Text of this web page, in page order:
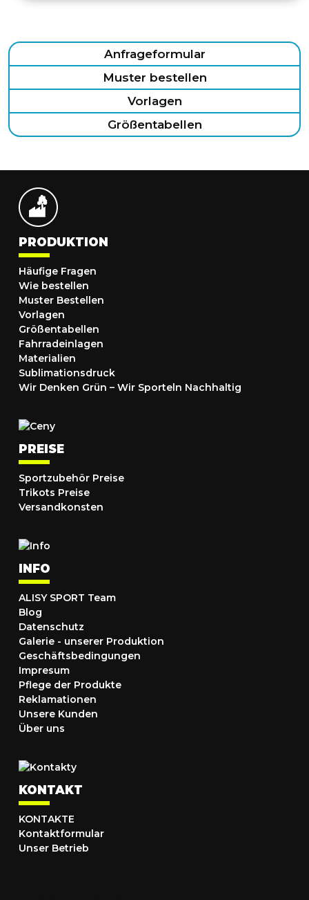
Anfrageformular
Muster bestellen
Vorlagen
Größentabellen
PRODUKTION
Häufige Fragen
Wie bestellen
Muster Bestellen
Vorlagen
Größentabellen
Fahrradeinlagen
Materialien
Sublimationsdruck
Wir Denken Grün – Wir Sporteln Nachhaltig
PREISE
Sportzubehör Preise
Trikots Preise
Versandkonsten
INFO
ALISY SPORT Team
Blog
Datenschutz
Galerie - unserer Produktion
Geschäftsbedingungen
Impresum
Pflege der Produkte
Reklamationen
Unsere Kunden
Über uns
KONTAKT
KONTAKTE
Kontaktformular
Unser Betrieb